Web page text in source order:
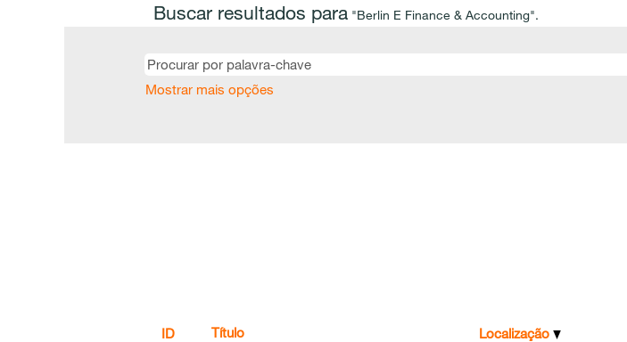
Buscar resultados para "Berlin E Finance & Accounting".
Mostrar mais opções
ID Título Localização